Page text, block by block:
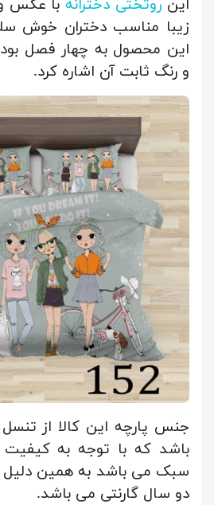
این روتختی دخترانهبا عکس و
زیبا مناسب دختران خوش
این محصول به چهار فصل
و رنگ ثابت آن اشاره کرد.
جنس پارچه این کالا از
باشد که با توجه به کیفیت
سبک می باشد به همین
دو سال گارنتی می باشد.